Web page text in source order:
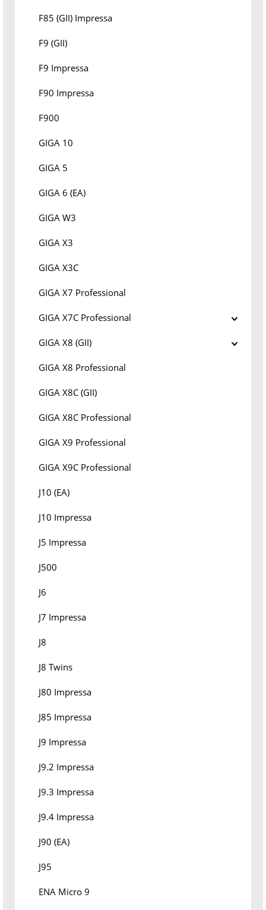
F85 (GII) Impressa
F9 (GII)
F9 Impressa
F90 Impressa
F900
GIGA 10
GIGA 5
GIGA 6 (EA)
GIGA W3
GIGA X3
GIGA X3C
GIGA X7 Professional
GIGA X7C Professional
GIGA X8 (GII)
GIGA X8 Professional
GIGA X8C (GII)
GIGA X8C Professional
GIGA X9 Professional
GIGA X9C Professional
J10 (EA)
J10 Impressa
J5 Impressa
J500
J6
J7 Impressa
J8
J8 Twins
J80 Impressa
J85 Impressa
J9 Impressa
J9.2 Impressa
J9.3 Impressa
J9.4 Impressa
J90 (EA)
J95
ENA Micro 9